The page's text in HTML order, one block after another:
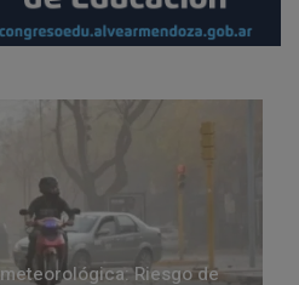
Riesgo de